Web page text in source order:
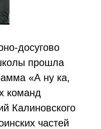
досугово
прошла
«А ну ка,
команд
Калиновского
частей